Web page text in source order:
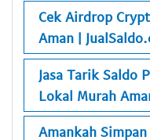
Cek Airdrop
Aman |
Jasa Tarik Saldo
Lokal Murah
Amankah